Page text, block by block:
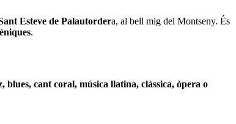
Esteve de Palautordera, al bell mig del Montseny. És
.
blues, cant coral, música llatina, clàssica, òpera o